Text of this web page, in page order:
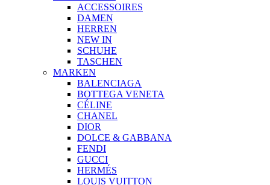
ACCESSOIRES
DAMEN
HERREN
NEW IN
SCHUHE
TASCHEN
MARKEN
BALENCIAGA
BOTTEGA VENETA
CÉLINE
CHANEL
DIOR
DOLCE & GABBANA
FENDI
GUCCI
HERMÉS
LOUIS VUITTON